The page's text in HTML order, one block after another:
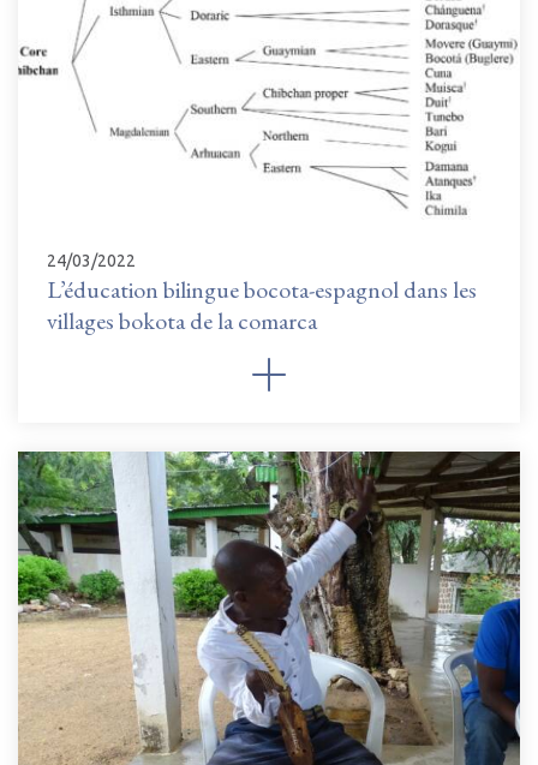
24/03/2022
L’éducation bilingue bocota-espagnol dans les
villages bokota de la comarca